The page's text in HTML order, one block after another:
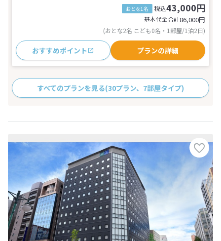
おとな1名 税込43,000円
基本代金合計86,000円
(おとな2名 こども0名・1部屋/1泊2日)
おすすめポイント プランの詳細
すべてのプランを見る(30プラン、7部屋タイプ)